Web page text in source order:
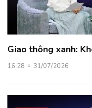
Giao thông xanh:
16:28 31/07/2026